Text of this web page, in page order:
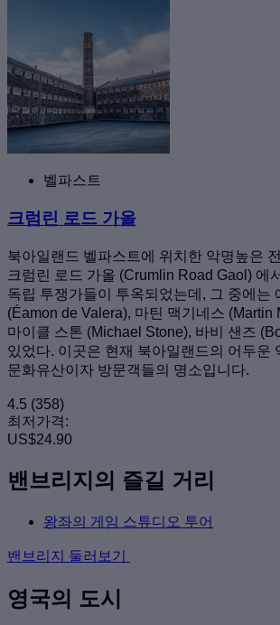
벨파스트
크럼린 로드 가올
북아일랜드 벨파스트에 위치한 악명높은
크럼린 로드 가올 (Crumlin Road Gaol) 에
독립 투쟁가들이 투옥되었는데, 그 중에는
(Éamon de Valera), 마틴 맥기네스 (Martin
마이클 스톤 (Michael Stone), 바비 샌즈
있었다. 이곳은 현재 북아일랜드의 어두운
문화유산이자 방문객들의 명소입니다.
4.5 (358)
최저가격:
US$24.90
밴브리지의 즐길 거리
왕좌의 게임 스튜디오 투어
밴브리지 둘러보기
영국의 도시